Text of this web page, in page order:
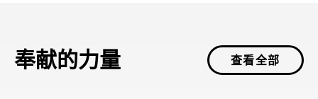
奉献的力量 查看全部